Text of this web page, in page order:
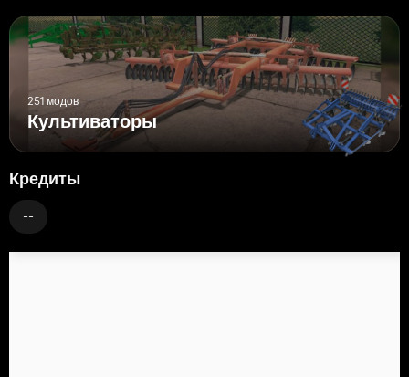
251 модов
Культиваторы
Кредиты
--